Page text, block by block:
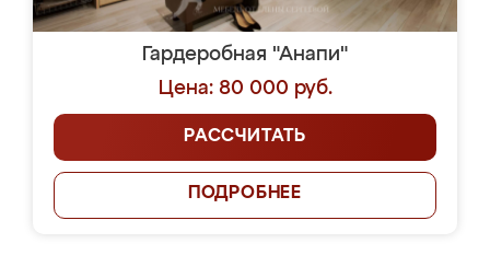
Гардеробная "Анапи"
Цена: 80 000 руб.
РАССЧИТАТЬ
ПОДРОБНЕЕ